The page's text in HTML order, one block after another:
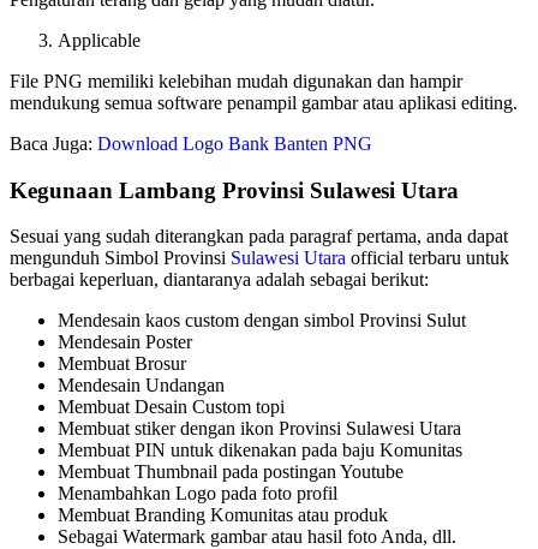
Applicable
File PNG memiliki kelebihan mudah digunakan dan hampir
mendukung semua software penampil gambar atau aplikasi editing.
Baca Juga: Download Logo Bank Banten PNG
Kegunaan Lambang Provinsi Sulawesi Utara
Sesuai yang sudah diterangkan pada paragraf pertama, anda dapat
mengunduh Simbol Provinsi Sulawesi Utara official terbaru untuk
berbagai keperluan, diantaranya adalah sebagai berikut:
Mendesain kaos custom dengan simbol Provinsi Sulut
Mendesain Poster
Membuat Brosur
Mendesain Undangan
Membuat Desain Custom topi
Membuat stiker dengan ikon Provinsi Sulawesi Utara
Membuat PIN untuk dikenakan pada baju Komunitas
Membuat Thumbnail pada postingan Youtube
Menambahkan Logo pada foto profil
Membuat Branding Komunitas atau produk
Sebagai Watermark gambar atau hasil foto Anda, dll.